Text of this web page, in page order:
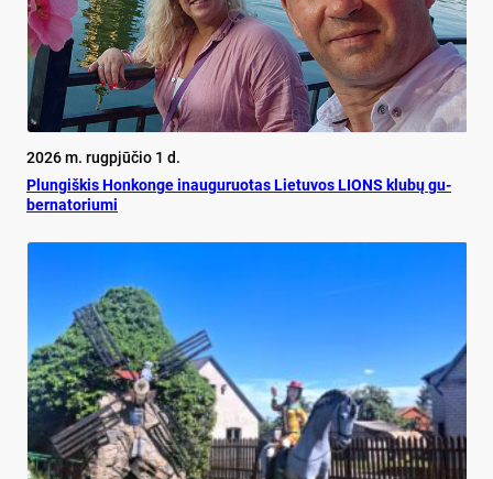
2026 m. rugpjūčio 1 d.
Plun­giš­kis Hon­kon­ge inau­gu­ruo­tas Lie­tu­vos LIONS klu­bų gu­
ber­na­to­riu­mi